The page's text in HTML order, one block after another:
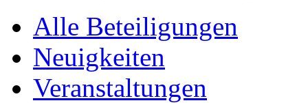
Alle Beteiligungen
Neuigkeiten
Veranstaltungen